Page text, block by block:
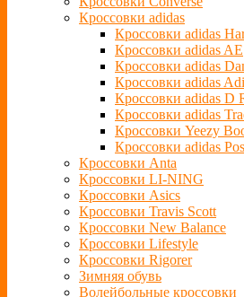
Кроссовки adidas
Кроссовки adidas
Кроссовки adidas AE
Кроссовки adidas
Кроссовки adidas
Кроссовки adidas D
Кроссовки adidas
Кроссовки Yeezy
Кроссовки adidas
Кроссовки Anta
Кроссовки LI-NING
Кроссовки Asics
Кроссовки Travis Scott
Кроссовки New Balance
Кроссовки Lifestyle
Кроссовки Rigorer
Зимняя обувь
Волейбольные кроссовки